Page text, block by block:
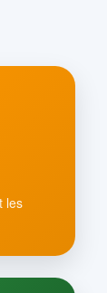
les